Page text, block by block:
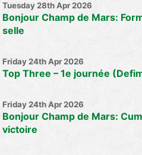
Tuesday 28th Apr 2026
Bonjour Champ de Mars:
selle
Friday 24th Apr 2026
Top Three – 1e journée
Friday 24th Apr 2026
Bonjour Champ de Mars:
victoire